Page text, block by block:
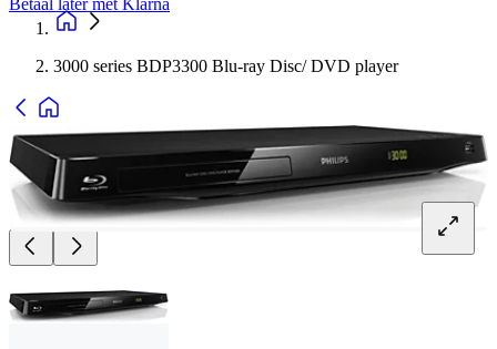
Betaal later met Klarna
3000 series BDP3300 Blu-ray Disc/ DVD player